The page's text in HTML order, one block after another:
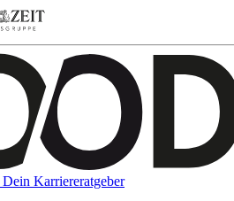
Dein Karriereratgeber